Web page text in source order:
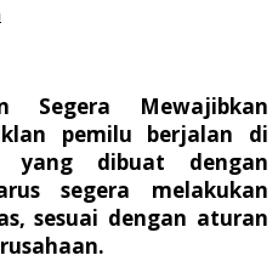
Segera Mewajibkan
pemilu berjalan di
yang dibuat dengan
segera melakukan
sesuai dengan aturan